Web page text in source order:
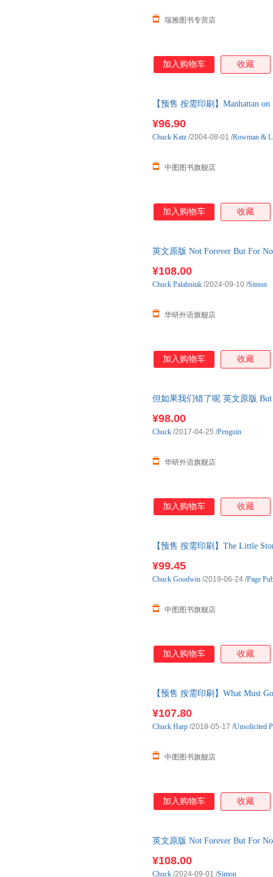
瑞雅图书专营店
加入购物车 收藏
【预售 按需印刷】Manhattan
¥96.90
中图图书旗舰店
Chuck Katz /2004-08-01 /Rowman &
加入购物车 收藏
英文原版 Not Forever But For
¥108.00
华研外语旗舰店
Chuck Palahniuk /2024-09-10 /Simon
加入购物车 收藏
但如果我们错了呢 英文原版
¥98.00
华研外语旗舰店
Chuck /2017-04-25 /Penguin
加入购物车 收藏
【预售 按需印刷】The Little
¥99.45
中图图书旗舰店
Chuck Goodwin /2019-06-24 /Page
加入购物车 收藏
【预售 按需印刷】What Must
¥107.80
中图图书旗舰店
Chuck Harp /2018-05-17 /Unsolicited
加入购物车 收藏
英文原版 Not Forever But For
¥108.00
Chuck /2024-09-01 /Simon